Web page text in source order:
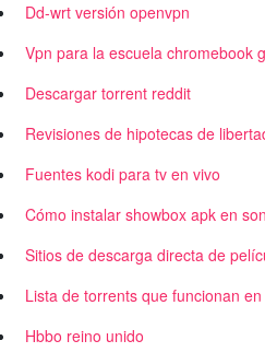
Dd-wrt versión openvpn
Vpn para la escuela chromebook
Descargar torrent reddit
Revisiones de hipotecas de
Fuentes kodi para tv en vivo
Cómo instalar showbox apk en
Sitios de descarga directa de
Lista de torrents que funcionan
Hbbo reino unido